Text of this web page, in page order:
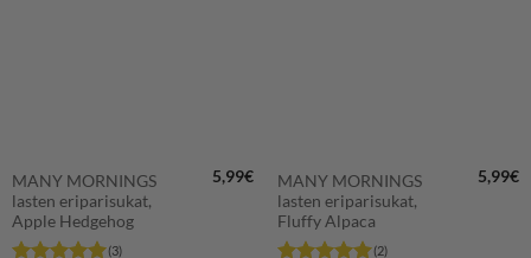
MANY MORNINGS
lasten eriparisukat,
Apple Hedgehog
(3)
5,99€
MANY MORNINGS
lasten eriparisukat,
Fluffy Alpaca
(2)
5,99€